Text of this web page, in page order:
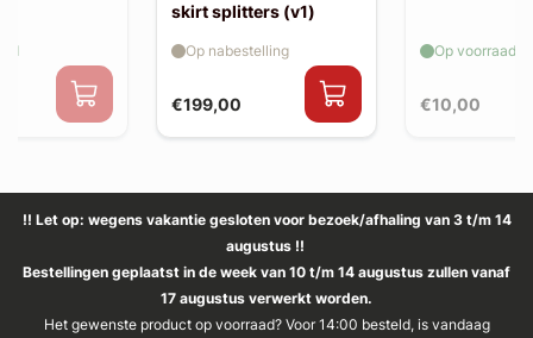
skirt splitters (v1)
€199,00
Op nabestelling
€10,00
Op voorraad
!! Let op: wegens vakantie gesloten voor bezoek/afhaling van 3 t/m 14
augustus !!
Bestellingen geplaatst in de week van 10 t/m 14 augustus zullen vanaf
17 augustus verwerkt worden.
Het gewenste product op voorraad? Voor 14:00 besteld, is vandaag